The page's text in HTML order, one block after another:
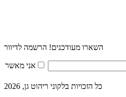
השארו מעודכנים! הרשמה לדיוור
אני מאשר
כל הזכויות בלקוני ריהוט גן, 2026